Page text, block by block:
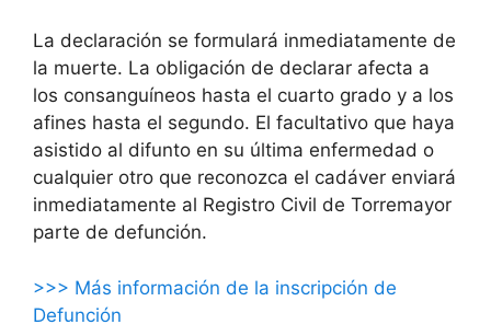
La declaración se formulará inmediatamente de
la muerte. La obligación de declarar afecta a
los consanguíneos hasta el cuarto grado y a los
afines hasta el segundo. El facultativo que haya
asistido al difunto en su última enfermedad o
cualquier otro que reconozca el cadáver enviará
inmediatamente al Registro Civil de Torremayor
parte de defunción.
>>> Más información de la inscripción de
Defunción